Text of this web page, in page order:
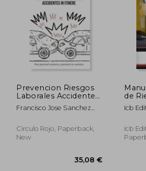
42,20 €
Prevencion Riesgos
Laborales Accidentes
in Itinere (in Spanish)
Francisco Jose Sanchez
Circulo Rojo, Paperback,
New
de
Icb
Icb